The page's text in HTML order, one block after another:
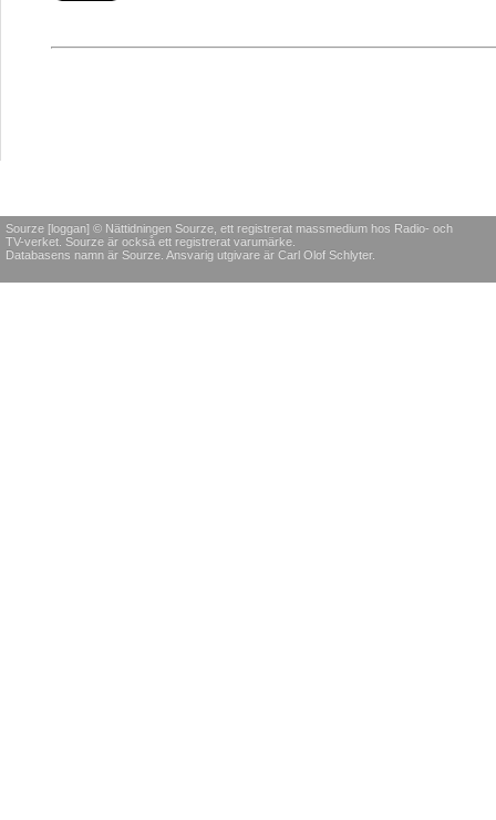
Sourze [loggan] © Nättidningen Sourze, ett registrerat massmedium hos Radio- och
TV-verket. Sourze är också ett registrerat varumärke.
Databasens namn är Sourze. Ansvarig utgivare är Carl Olof Schlyter.